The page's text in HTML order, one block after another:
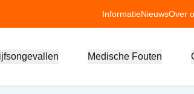
InformatieNieuwsOver
Medische Fouten